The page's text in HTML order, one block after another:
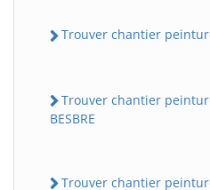
Trouver chantier peinture
Trouver chantier
BESBRE
Trouver chantier